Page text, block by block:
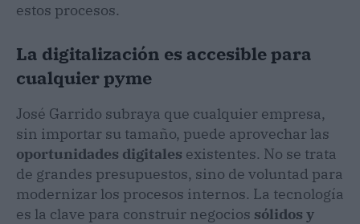
estos procesos.
La digitalización es accesible para
cualquier pyme
José Garrido subraya que cualquier empresa,
sin importar su tamaño, puede aprovechar las
oportunidades digitales existentes. No se trata
de grandes presupuestos, sino de voluntad para
modernizar los procesos internos. La tecnología
es la clave para construir negocios sólidos y